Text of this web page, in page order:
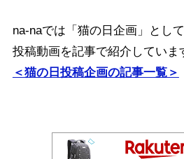
na-naでは「猫の日企画」とし
投稿動画を記事で紹介していま
＜猫の日投稿企画の記事一覧＞